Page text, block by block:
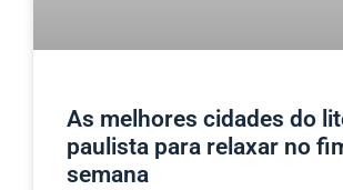
As melhores cidades do
paulista para relaxar no
semana